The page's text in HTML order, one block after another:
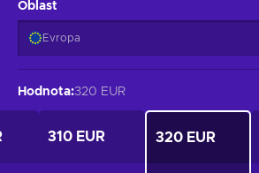
Oblast
Evropa
Hodnota:320 EUR
310 EUR 320 EUR